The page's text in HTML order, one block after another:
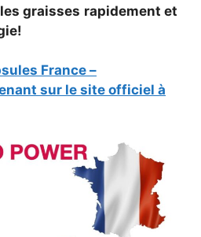
graisses rapidement et
France –
sur le site officiel à